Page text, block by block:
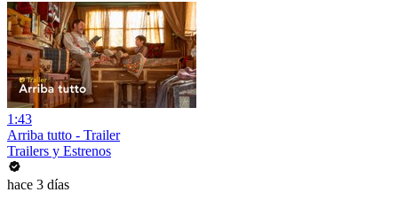
1:43
Arriba tutto - Trailer
Trailers y Estrenos
hace 3 días